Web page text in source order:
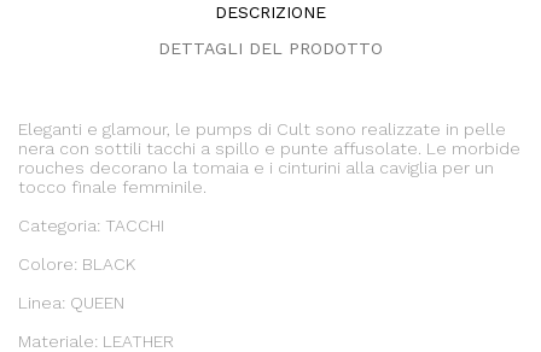
DESCRIZIONE
DETTAGLI DEL PRODOTTO
Eleganti e glamour, le pumps di Cult sono realizzate in pelle
nera con sottili tacchi a spillo e punte affusolate. Le morbide
rouches decorano la tomaia e i cinturini alla caviglia per un
tocco finale femminile.
Categoria: TACCHI
Colore: BLACK
Linea: QUEEN
Materiale: LEATHER